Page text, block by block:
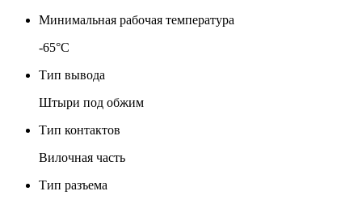
Минимальная рабочая температура
-65°C
Тип вывода
Штыри под обжим
Тип контактов
Вилочная часть
Тип разъема